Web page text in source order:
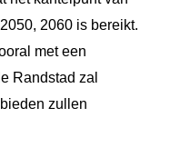
2060 is bereikt.
met een
Randstad zal
zullen